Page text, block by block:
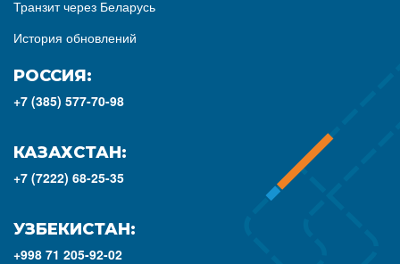
Транзит через Беларусь
История обновлений
РОССИЯ:
+7 (385) 577-70-98
КАЗАХСТАН:
+7 (7222) 68-25-35
УЗБЕКИСТАН:
+998 71 205-92-02